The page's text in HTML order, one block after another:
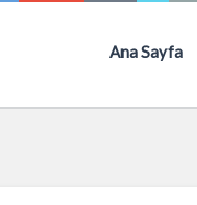
Ana Sayfa